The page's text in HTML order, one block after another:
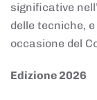
significative
delle tecniche,
occasione del
Edizione 2026